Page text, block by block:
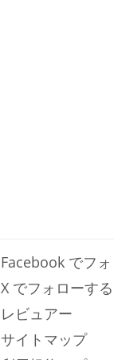
Facebook でフ
X でフォローする
レビュアー
サイトマップ